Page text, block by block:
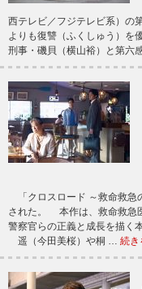
西テレビ／フジテレビ系）
よりも復讐（ふくしゅう）を
刑事・磯貝（横山裕）と第六
「クロスロード ～救命救急
された。 本作は、救命救急
警察官らの正義と成長を描く
遥（今田美桜）や桐 … 続き